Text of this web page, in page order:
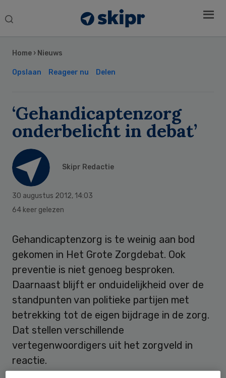
Search
Home › Nieuws
Opslaan Reageer nu Delen
‘Gehandicaptenzorg
onderbelicht in debat’
Skipr Redactie
30 augustus 2012, 14:03
64 keer gelezen
Gehandicaptenzorg is te weinig aan bod
gekomen in Het Grote Zorgdebat. Ook
preventie is niet genoeg besproken.
Daarnaast blijft er onduidelijkheid over de
standpunten van politieke partijen met
betrekking tot de eigen bijdrage in de zorg.
Dat stellen verschillende
vertegenwoordigers uit het zorgveld in
reactie.
Sidebar